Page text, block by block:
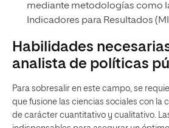
mediante metodologías como
Indicadores para Resultados
Habilidades
analista de políticas
Para sobresalir en este campo, se
que fusione las ciencias sociales con la
de carácter cuantitativo y cualitativo.